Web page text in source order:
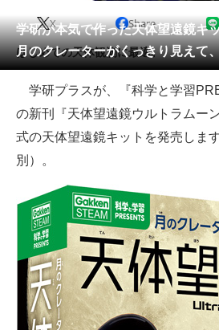
会員記事
メディア
注目記事を集めた総合ページ
ITの今と未来を見通す
スマホと通信の最新トレンド
進化するPCとデバイスの未来
好きが集まる 比べて選べる
ビジネスと働き方のヒント
AI活用のいまが分かる
学研が本気で作った天体望遠鏡
月のクレーターがくっきり見えて
X Share
はじめての天体観測に最適。
学研プラスが、『科学と学習
の新刊『天体望遠鏡ウルトラムー
式の天体望遠鏡キットを発売しま
別）。